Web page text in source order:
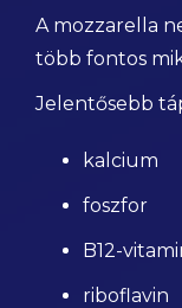
A mozzarella
több fontos
Jelentősebb
kalcium
foszfor
B12-
riboflavin